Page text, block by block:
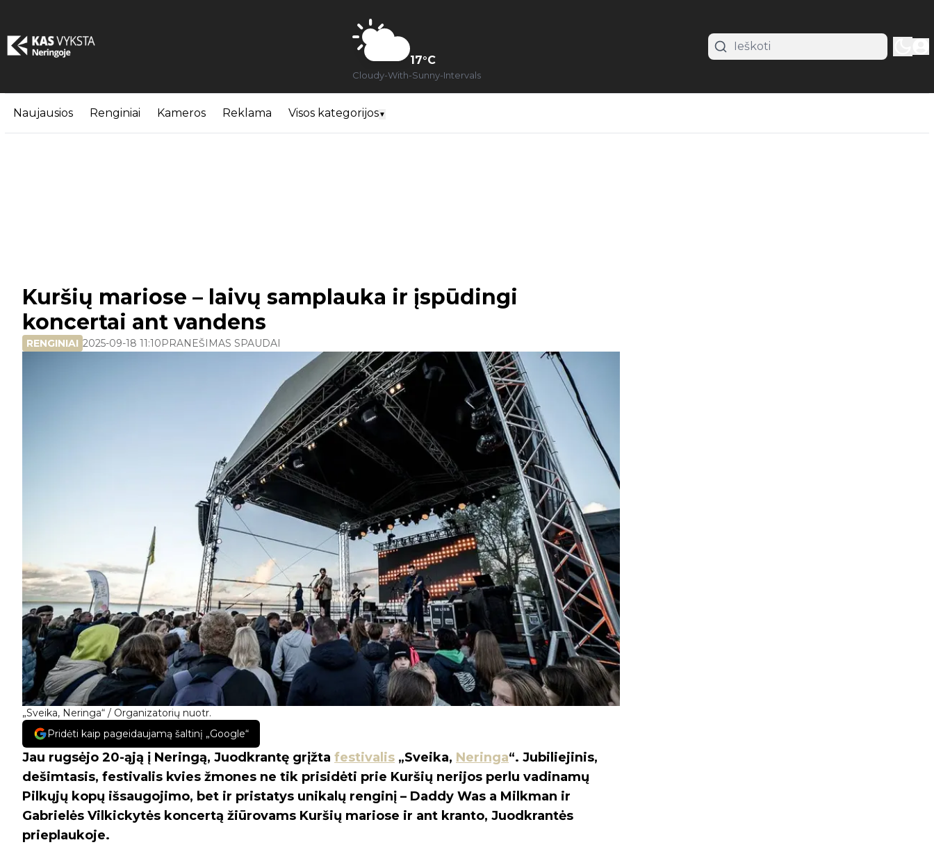
17°C
Cloudy-With-Sunny-Intervals
Naujausios Renginiai Kameros Reklama Visos kategorijos▼
„Sveika, Neringa“ / Organizatorių nuotr.
Kuršių mariose – laivų samplauka ir įspūdingi
koncertai ant vandens
RENGINIAI 2025-09-18 11:10PRANEŠIMAS SPAUDAI
Pridėti kaip pageidaujamą šaltinį „Google“
Jau rugsėjo 20-ąją į Neringą, Juodkrantę grįžta festivalis „Sveika, Neringa“. Jubiliejinis,
dešimtasis, festivalis kvies žmones ne tik prisidėti prie Kuršių nerijos perlu vadinamų
Pilkųjų kopų išsaugojimo, bet ir pristatys unikalų renginį – Daddy Was a Milkman ir
Gabrielės Vilkickytės koncertą žiūrovams Kuršių mariose ir ant kranto, Juodkrantės
prieplaukoje.